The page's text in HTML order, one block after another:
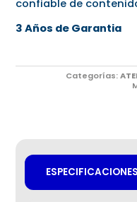
confiable de
3 Años de Garantia
Categorías:
ESPECIFICACIONES